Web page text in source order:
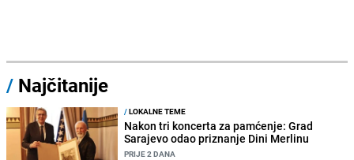
/ Najčitanije
/LOKALNE TEME
Nakon tri koncerta za pamćenje: Grad
Sarajevo odao priznanje Dini Merlinu
PRIJE 2 DANA